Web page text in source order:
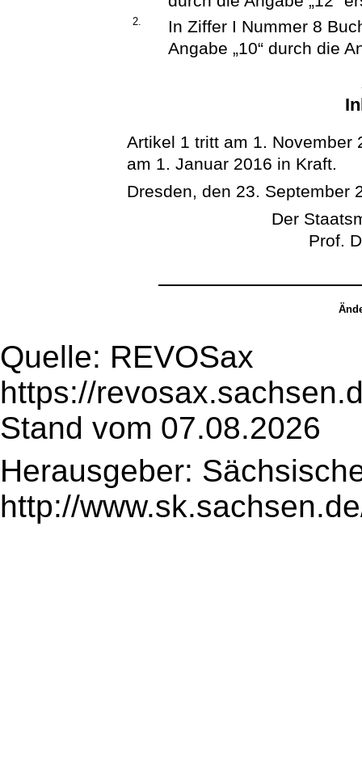
2.
In Ziffer I Nummer 8
Angabe „10“ durch die
Artikel 1 tritt am 1. November
am 1. Januar 2016 in Kraft.
Dresden, den 23. September
Der
Prof.
Quelle: REVOSax
https://
Stand vom 07.08.2026
Herausgeber:
http://